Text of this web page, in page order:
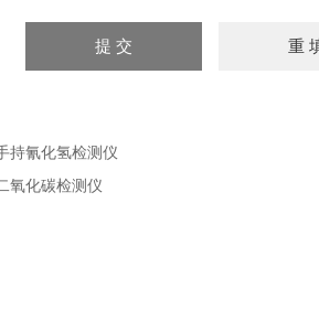
持氰化氢检测仪
氧化碳检测仪